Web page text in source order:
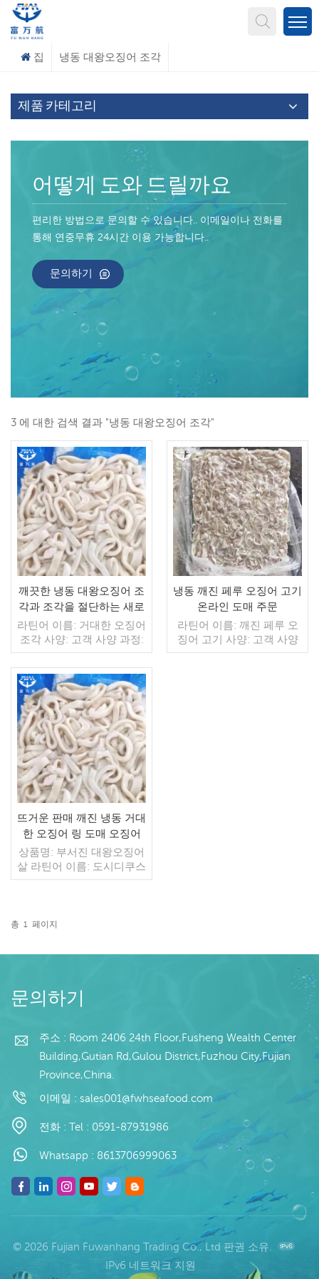
집 냉동 대왕오징어 조각
제품 카테고리
어떻게 도와 드릴까요
편리한 방법으로 문의할 수 있습니다.. 이메일이나 전화를
통해 연중무휴 24시간 이용 가능합니다..
문의하기
3 에 대한 검색 결과 "냉동 대왕오징어 조각"
깨끗한 냉동 대왕오징어 조
각과 조각을 절단하는 새로
운 공정
라틴어 이름: 거대한 오징어
조각 사양: 고객 사양 과정:
삶은 글레이징: IQF 40%(맞
춤형) 포장: 1kg / 가방,
10kg / 짠 가방 (맞춤형) 판
매 모델: 도매/수출 최소. 주
문: 20피트 컨테이너 / 40피
트 컨테이너 지불: 보자마자
TT / С확인된 취소 불가능
한 LC 배송: 입금 확인 후
20일 이내 원산지: 중국 브
랜드: 푸 완 행
더 읽기
냉동 깨진 페루 오징어 고기
온라인 도매 주문
라틴어 이름: 깨진 페루 오
징어 고기 사양: 고객 사양
공정: 컷 글레이징: BQF
뜨거운 판매 깨진 냉동 거대
한 오징어 링 도매 오징어
고기
상품명: 부서진 대왕오징어
살 라틴어 이름: 도시디쿠스
기가스 얼어붙은 길: 바베큐
총 1 페이지
문의하기
주소 : Room 2406 24th Floor,Fusheng Wealth Center
Building,Gutian Rd,Gulou District,Fuzhou City,Fujian
Province,China.
이메일 : sales001@fwhseafood.com
전화 : Tel : 0591-87931986
Whatsapp : 8613706999063
© 2026 Fujian Fuwanhang Trading Co., Ltd 판권 소유.
IPv6 네트워크 지원